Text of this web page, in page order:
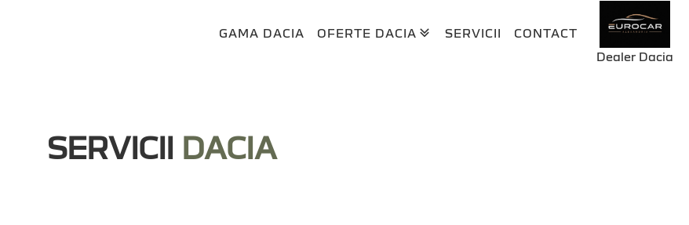
GAMA DACIA OFERTE DACIA SERVICII
CONTACT
Dealer Dacia
SERVICII DACIA